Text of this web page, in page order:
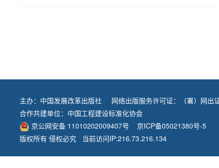
主办： 中国发展改革出版社
网络出版服务许可证：（署）网出
合作共建单位： 中国工程建设标准化协会
京公网安备 11010202009407号
京ICP备05021380号-5
版权所有 侵权必究 当前访问IP:216.73.216.134